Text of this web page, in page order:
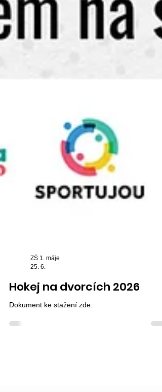
25. 6.
Hokej na dvorcích 2026
Dokument ke stažení zde: